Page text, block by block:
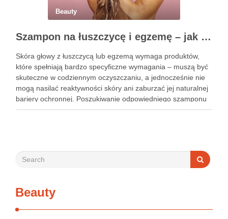
Beauty
Szampon na łuszczycę i egzemę – jak świadomie dobierać produkty przy wrażliwej skórze głowy?
Skóra głowy z łuszczycą lub egzemą wymaga produktów,
które spełniają bardzo specyficzne wymagania – muszą być
skuteczne w codziennym oczyszczaniu, a jednocześnie nie
mogą nasilać reaktywności skóry ani zaburzać jej naturalnej
bariery ochronnej. Poszukiwanie odpowiedniego szamponu
bywa dla wielu pacjentów procesem długim i frustrującym, bo
Beauty